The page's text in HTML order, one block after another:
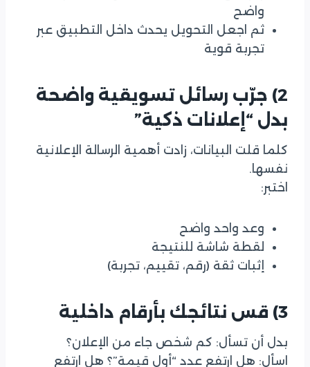
واضح
ثم اجعل التحويل يحدث داخل التطبيق عبر
تجربة قوية
2) جرّب رسائل تسويقية واضحة
بدل “إعلانات ذكية”
كلما قلت البيانات، زادت أهمية الرسالة الإعلانية
نفسها.
اختبر:
وعد واحد واضح
لقطة شاشة للنتيجة
إثبات ثقة (رقم، تقييم، تجربة)
3) قس نتائجك بأرقام داخلية
بدل أن تسأل: كم شخص جاء من الإعلان؟
اسأل: هل ارتفع عدد “أول قيمة”؟ هل ارتفع